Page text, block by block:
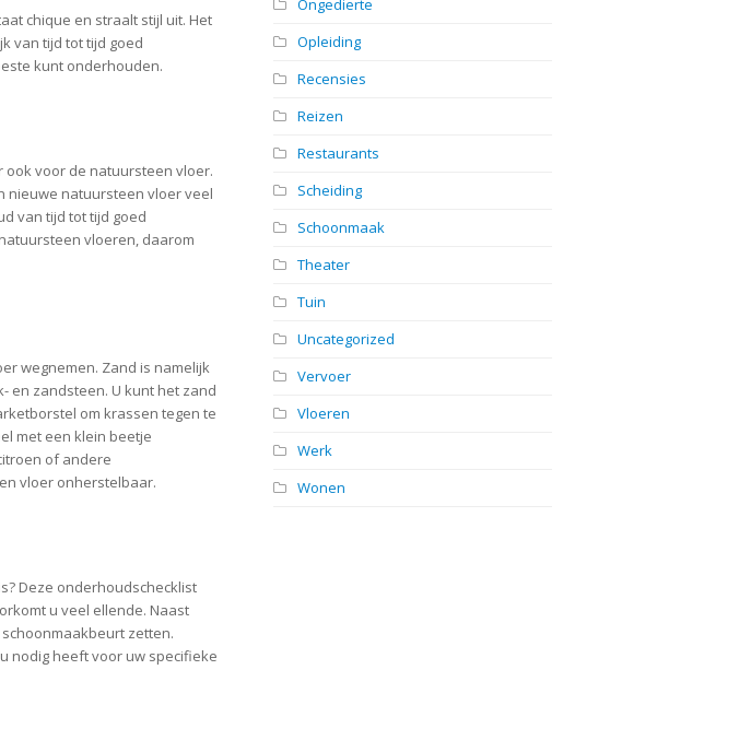
chique en straalt stijl uit. Het
van tijd tot tijd goed
kunt onderhouden.
ook voor de natuursteen vloer.
nieuwe natuursteen vloer veel
van tijd tot tijd goed
vloeren, daarom
wegnemen. Zand is namelijk
en zandsteen. U kunt het zand
om krassen tegen te
met een klein beetje
of andere
vloer onherstelbaar.
Deze onderhoudschecklist
u veel ellende. Naast
zetten.
nodig heeft voor uw specifieke
Ongedierte
Opleiding
Recensies
Reizen
Restaurants
Scheiding
Schoonmaak
Theater
Tuin
Uncategorized
Vervoer
Vloeren
Werk
Wonen